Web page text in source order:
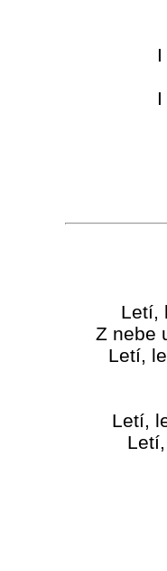
Letí,
Z nebe
Letí,
Letí,